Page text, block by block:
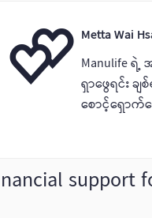
Metta Wai
Manulife
ရှာဖွေရင်း
စောင့်ရှောက်
support